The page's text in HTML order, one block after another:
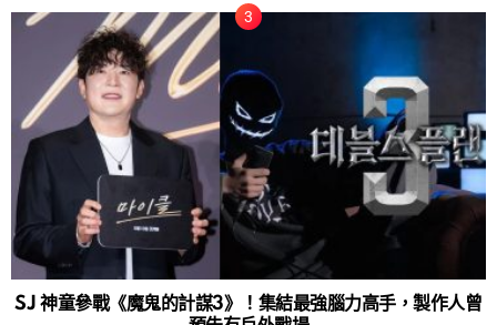
SJ 神童參戰《魔鬼的計謀3》！集結最強腦力高手，製作人曾